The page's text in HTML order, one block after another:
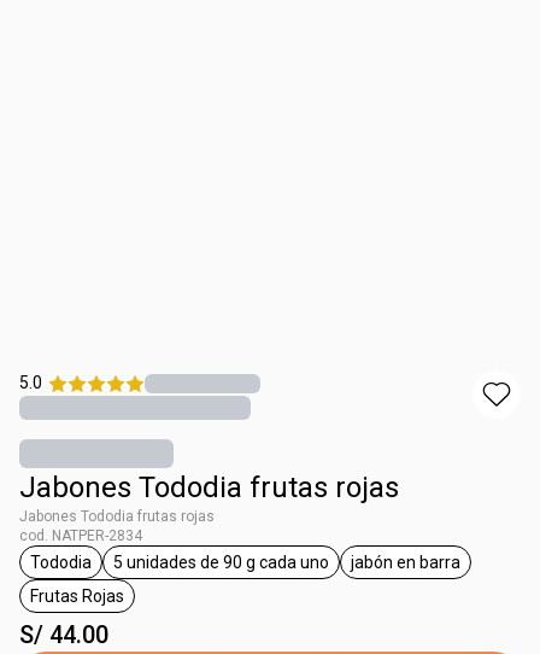
5.0
Jabones Tododia frutas rojas
Jabones Tododia frutas rojas
cod. NATPER-2834
etiqueta Tododia
Tododia
etiqueta 5 unidades de 90 g cada uno
5 unidades de 90 g cada uno
etiqueta jabón en
jabón en barra
etiqueta Frutas Rojas
Frutas Rojas
S/ 44.00